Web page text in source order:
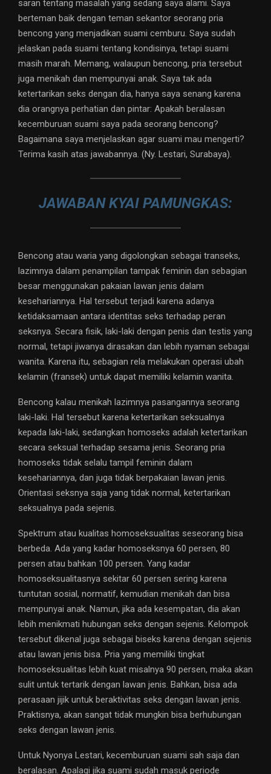
saran tentang masalah yang sedang saya alami. Saya
berteman baik dengan teman sekantor seorang pria
bencong yang menjadikan suami cemburu. Saya sudah
jelaskan pada suami tentang kondisinya, tetapi suami
masih marah. Memang, walaupun bencong, pria tersebut
juga menikah dan mempunyai anak. Saya tak ada
ketertarikan seks dengan dia, hanya saya senang karena
dia orangnya perhatian dan pintar: Apakah beralasan
kecemburuan suami saya pada seorang bencong?
Bagaimana saya menjelaskan agar suami mau mengerti?
Terima kasih atas jawabannya. (Ny. Lestari, Surabaya).
JAWABAN KYAI PAMUNGKAS:
Bencong atau waria yang digolongkan sebagai transeks,
lazimnya dalam penampilan tampak feminin dan sebagian
besar menggunakan pakaian lawan jenis dalam
kesehariannya. Hal tersebut terjadi karena adanya
ketidaksamaan antara identitas seks terhadap peran
seksnya. Secara fisik, laki-laki dengan penis dan testis yang
normal, tetapi jiwanya dirasakan dan lebih nyaman sebagai
wanita. Karena itu, sebagian rela melakukan operasi ubah
kelamin (fransek) untuk dapat memiliki kelamin wanita.
Bencong kalau menikah lazimnya pasangannya seorang
laki-laki. Hal tersebut karena ketertarikan seksualnya
kepada laki-laki, sedangkan homoseks adalah ketertarikan
secara seksual terhadap sesama jenis. Seorang pria
homoseks tidak selalu tampil feminin dalam
kesehariannya, dan juga tidak berpakaian lawan jenis.
Orientasi seksnya saja yang tidak normal, ketertarikan
seksualnya pada sejenis.
Spektrum atau kualitas homoseksualitas seseorang bisa
berbeda. Ada yang kadar homoseksnya 60 persen, 80
persen atau bahkan 100 persen. Yang kadar
homoseksualitasnya sekitar 60 persen sering karena
tuntutan sosial, normatif, kemudian menikah dan bisa
mempunyai anak. Namun, jika ada kesempatan, dia akan
lebih menikmati hubungan seks dengan sejenis. Kelompok
tersebut dikenal juga sebagai biseks karena dengan sejenis
atau lawan jenis bisa. Pria yang memiliki tingkat
homoseksualitas lebih kuat misalnya 90 persen, maka akan
sulit untuk tertarik dengan lawan jenis. Bahkan, bisa ada
perasaan jijik untuk beraktivitas seks dengan lawan jenis.
Praktisnya, akan sangat tidak mungkin bisa berhubungan
seks dengan lawan jenis.
Untuk Nyonya Lestari, kecemburuan suami sah saja dan
beralasan. Apalagi jika suami sudah masuk periode